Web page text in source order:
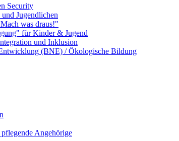
Security
Jugendlichen
was draus!"
für Kinder & Jugend
und Inklusion
(BNE) / Ökologische Bildung
Angehörige